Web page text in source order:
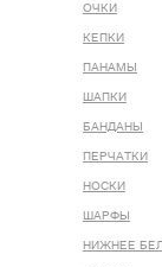
ОЧКИ
КЕПКИ
ПАНАМЫ
ШАПКИ
БАНДАНЫ
ПЕРЧАТКИ
НОСКИ
ШАРФЫ
НИЖНЕЕ